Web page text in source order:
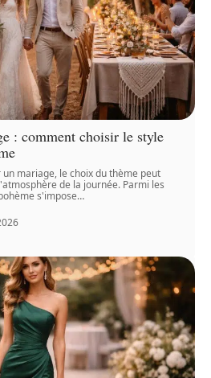
: comment choisir le style
mariage, le choix du thème peut
de la journée. Parmi les
s'impose…